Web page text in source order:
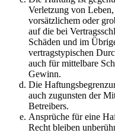
Verletzung von
vorsätzlichem oder
auf die bei
Schäden und im
vertragstypischen
auch für mittelbare
Gewinn.
Die
auch zugunsten der
Betreibers.
Ansprüche für eine
Recht bleiben